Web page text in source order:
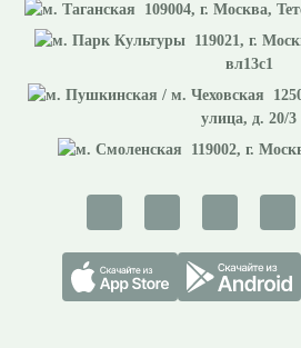
109004, г. Москва,
119021, г.
вл13с1
улица, д. 20/3
119002, г.